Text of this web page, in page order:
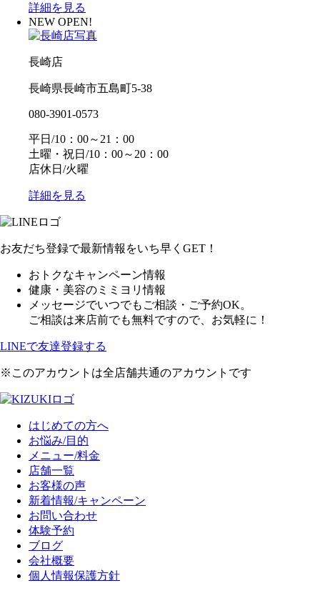
詳細を見る
NEW OPEN!
長崎店
長崎県長崎市五島町5-38
080-3901-0573
平日/10：00～21：00
土曜・祝日/10：00～20：00
店休日/火曜
詳細を見る
お友だち登録で最新情報をいち早くGET！
おトクなキャンペーン情報
健康・美容のミミヨリ情報
メッセージでいつでもご相談・ご予約OK。
ご相談は来店前でも無料ですので、お気軽に！
LINEで友達登録する
※このアカウントは全店舗共通のアカウントです
はじめての方へ
お悩み/目的
メニュー/料金
店舗一覧
お客様の声
新着情報/キャンペーン
お問い合わせ
体験予約
ブログ
会社概要
個人情報保護方針